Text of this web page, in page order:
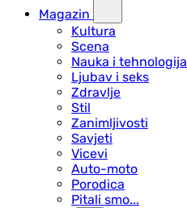
Magazin
Kultura
Scena
Nauka i tehnologija
Ljubav i seks
Zdravlje
Stil
Zanimljivosti
Savjeti
Vicevi
Auto-moto
Porodica
Pitali smo...